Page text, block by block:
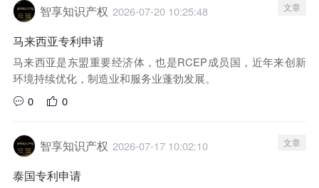
智享知识产权 2026-07-20 10:25:48 文章
马来西亚专利申请
马来西亚是东盟重要经济体，也是RCEP成员国，近年来创新
环境持续优化，制造业和服务业蓬勃发展。
0
0
智享知识产权 2026-07-17 10:02:10 文章
泰国专利申请